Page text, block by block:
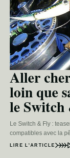
Aller
loin que
le
Le Switch & Fly :
compatibles avec la
LIRE L’ARTICLE